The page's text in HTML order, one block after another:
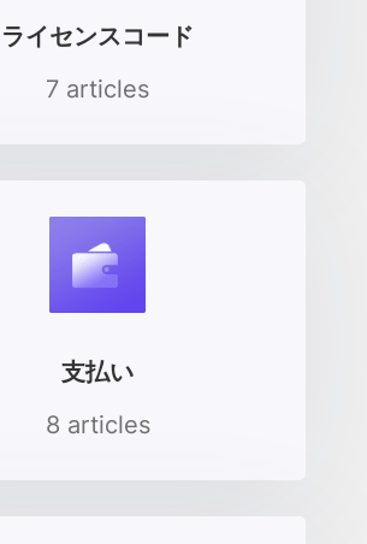
ライセンスコード
7 articles
支払い
8 articles